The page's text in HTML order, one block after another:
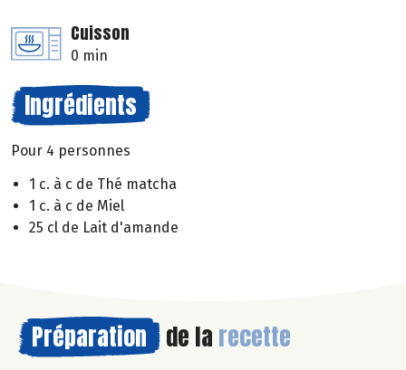
Cuisson
0 min
Ingrédients
Pour 4 personnes
1 c. à c de Thé matcha
1 c. à c de Miel
25 cl de Lait d'amande
Préparation de la recette